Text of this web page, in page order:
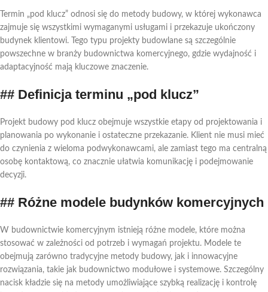
## Długoterminowe korzyści i zwrot z inwestycji
Perspektywy na przyszłość w budownictwie
komercyjnym pod klucz
# Trendy i rozwój na rynku niemieckim
## Transformacja cyfrowa w branży budowlanej
# Wnioski i zalecenia dotyczące działań dla
profesjonalistów
## Strategie na rzecz konkurencyjności
Wniosek
Termin „pod klucz” odnosi się do metody budowy, w której wykonawca
zajmuje się wszystkimi wymaganymi usługami i przekazuje ukończony
budynek klientowi. Tego typu projekty budowlane są szczególnie
powszechne w branży budownictwa komercyjnego, gdzie wydajność i
adaptacyjność mają kluczowe znaczenie.
## Definicja terminu „pod klucz”
Projekt budowy pod klucz obejmuje wszystkie etapy od projektowania i
planowania po wykonanie i ostateczne przekazanie. Klient nie musi mieć
do czynienia z wieloma podwykonawcami, ale zamiast tego ma centralną
osobę kontaktową, co znacznie ułatwia komunikację i podejmowanie
decyzji.
## Różne modele budynków komercyjnych
W budownictwie komercyjnym istnieją różne modele, które można
stosować w zależności od potrzeb i wymagań projektu. Modele te
obejmują zarówno tradycyjne metody budowy, jak i innowacyjne
rozwiązania, takie jak budownictwo modułowe i systemowe. Szczególny
nacisk kładzie się na metody umożliwiające szybką realizację i kontrolę